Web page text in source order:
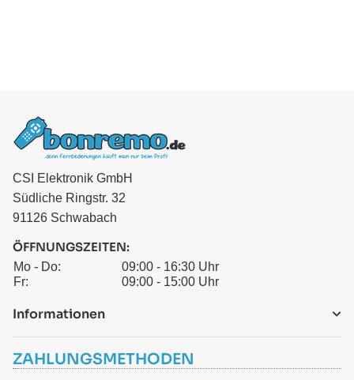
CSI Elektronik GmbH
Südliche Ringstr. 32
91126 Schwabach
ÖFFNUNGSZEITEN:
Mo - Do:
09:00 - 16:30 Uhr
Fr:
09:00 - 15:00 Uhr
Informationen
ZAHLUNGSMETHODEN